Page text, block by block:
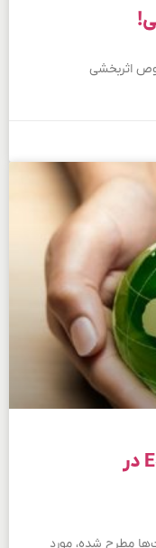
اثربخشی
سه دلیل اهمیت CSR و ESG در
مطرح شده، مورد